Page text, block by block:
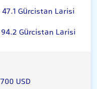
47.1 Gürcistan Larisi
94.2 Gürcistan Larisi
USD